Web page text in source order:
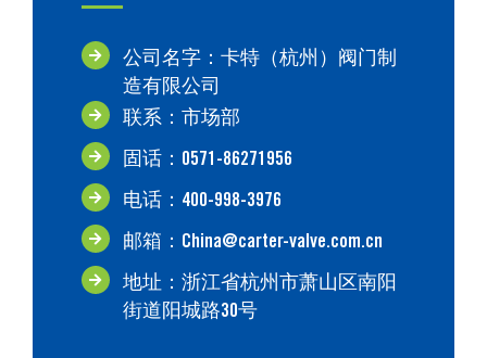
公司名字：卡特（杭州）阀门制
造有限公司
联系：市场部
固话：0571-86271956
电话：400-998-3976
邮箱：China@carter-valve.com.cn
地址：浙江省杭州市萧山区南阳
街道阳城路30号